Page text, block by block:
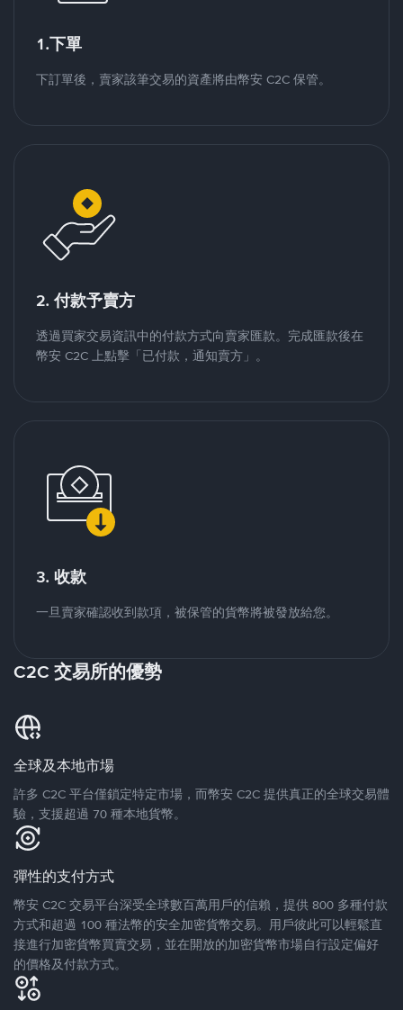
1.下單
下訂單後，賣家該筆交易的資產將由幣安 C2C 保管。
2. 付款予賣方
透過買家交易資訊中的付款方式向賣家匯款。完成匯款後在
幣安 C2C 上點擊「已付款，通知賣方」。
3. 收款
一旦賣家確認收到款項，被保管的貨幣將被發放給您。
C2C 交易所的優勢
全球及本地市場
許多 C2C 平台僅鎖定特定市場，而幣安 C2C 提供真正的全球交易體
驗，支援超過 70 種本地貨幣。
彈性的支付方式
幣安 C2C 交易平台深受全球數百萬用戶的信賴，提供 800 多種付款
方式和超過 100 種法幣的安全加密貨幣交易。用戶彼此可以輕鬆直
接進行加密貨幣買賣交易，並在開放的加密貨幣市場自行設定偏好
的價格及付款方式。